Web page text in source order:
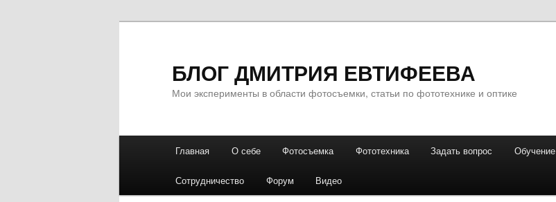
БЛОГ ДМИТРИЯ ЕВТИФЕЕВА
Мои эксперименты в области фотосъемки, статьи по фототехнике и оптике
Перейти
к
Перейти
к
Главная О себе Фотосъемка Фототехника Задать вопрос Обучение
Сотрудничество Форум Видео